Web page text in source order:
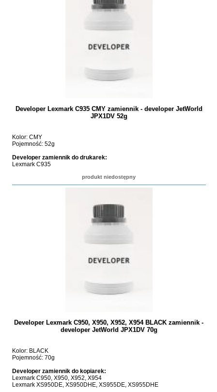
Developer Lexmark C935 CMY zamiennik - developer JetWorld
JPX1DV 52g
Kolor: CMY
Pojemność: 52g
Developer zamiennik do drukarek:
Lexmark C935
produkt niedostępny
Developer Lexmark C950, X950, X952, X954 BLACK zamiennik -
developer JetWorld JPX1DV 70g
Kolor: BLACK
Pojemność: 70g
Developer zamiennik do kopiarek:
Lexmark C950, X950, X952, X954
Lexmark XS950DE, XS950DHE, XS955DE, XS955DHE